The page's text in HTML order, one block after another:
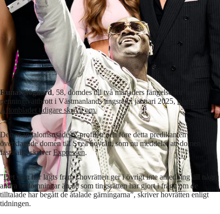
Runar Sögaard, 58, dömdes till två månaders fängelse för
penningtvättbrott i Västmanlands tingsrätt i januari 2025,något
Aftonbladet tidigare skrivit om.
Den skandalomsusade tv-profilen och före detta predikanten
överklagade domen till Svea hovrätt, som nu meddelar att domen
fastställs, skriverExpressen.
”Det som har lagts fram i hovrätten ger i övrigt inte anledning till några
andra bedömningar än de som tingsrätten har gjort i fråga om de
tilltalade har begått de åtalade gärningarna”, skriver hovrätten enligt
tidningen.